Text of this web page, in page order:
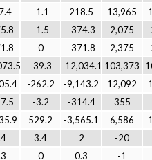
-1.1 218.5 13,965
-1.5 -374.3 2,075
0 -371.8 2,375
-39.3 -12,034.1 103,373
-262.2 -9,143.2 12,092
-3.2 -314.4
355
529.2 -3,565.1 6,586
3.4 2
-20
0 0.3
-1